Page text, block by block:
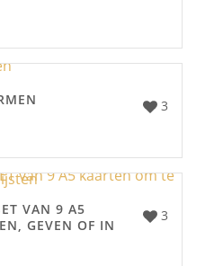
3
3
VAN 9 A5
GEVEN OF IN